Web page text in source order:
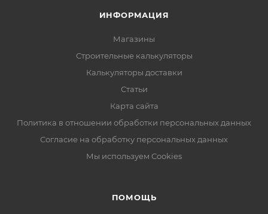
ИНФОРМАЦИЯ
Магазины
Строительные калькуляторы
Калькуляторы доставки
Статьи
Карта сайта
Политика в отношении обработки персональных данных
Согласие на обработку персональных данных
Мы используем Cookies
ПОМОЩЬ